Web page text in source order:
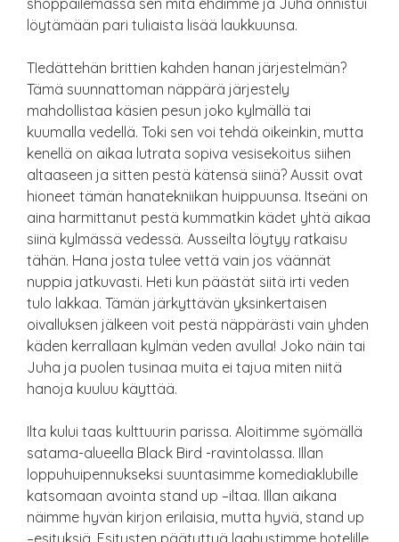
shoppailemassa sen mitä ehdimme ja Juha onnistui
löytämään pari tuliaista lisää laukkuunsa.
TIedättehän brittien kahden hanan järjestelmän?
Tämä suunnattoman näppärä järjestely
mahdollistaa käsien pesun joko kylmällä tai
kuumalla vedellä. Toki sen voi tehdä oikeinkin, mutta
kenellä on aikaa lutrata sopiva vesisekoitus siihen
altaaseen ja sitten pestä kätensä siinä? Aussit ovat
hioneet tämän hanatekniikan huippuunsa. Itseäni on
aina harmittanut pestä kummatkin kädet yhtä aikaa
siinä kylmässä vedessä. Ausseilta löytyy ratkaisu
tähän. Hana josta tulee vettä vain jos väännät
nuppia jatkuvasti. Heti kun päästät siitä irti veden
tulo lakkaa. Tämän järkyttävän yksinkertaisen
oivalluksen jälkeen voit pestä näppärästi vain yhden
käden kerrallaan kylmän veden avulla! Joko näin tai
Juha ja puolen tusinaa muita ei tajua miten niitä
hanoja kuuluu käyttää.
Ilta kului taas kulttuurin parissa. Aloitimme syömällä
satama-alueella Black Bird -ravintolassa. Illan
loppuhuipennukseksi suuntasimme komediaklubille
katsomaan avointa stand up –iltaa. Illan aikana
näimme hyvän kirjon erilaisia, mutta hyviä, stand up
–esityksiä. Esitysten päätyttyä laahustimme hotelille.